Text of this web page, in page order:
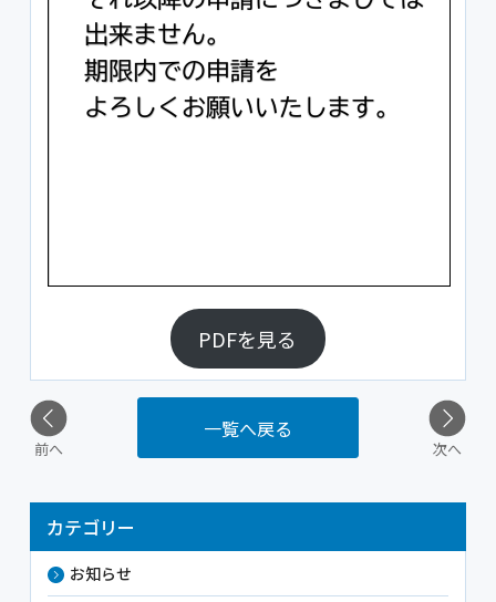
PDFを見る
前へ
一覧へ戻る
次へ
カテゴリー
お知らせ